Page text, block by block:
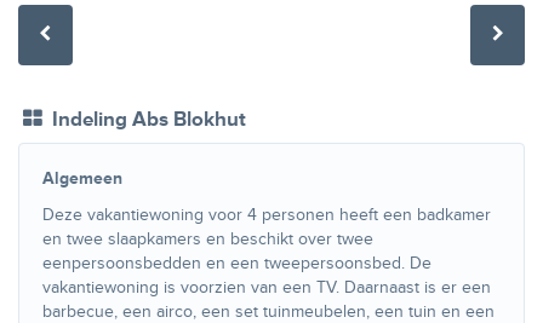
Indeling Abs Blokhut
Algemeen
Deze vakantiewoning voor 4 personen heeft een badkamer
en twee slaapkamers en beschikt over twee
eenpersoonsbedden en een tweepersoonsbed. De
vakantiewoning is voorzien van een TV. Daarnaast is er een
barbecue, een airco, een set tuinmeubelen, een tuin en een